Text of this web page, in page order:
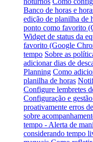
Banco de horas e
edição de planilha de
ponto como favorito
Widget de status da
favorito (Google
tempo Sobre as
adicionar dias de
Planning Como
planilha de horas
Configure lembretes
Configuração e
proativamente erros
sobre
tempo - Alerta de
considerando tempo